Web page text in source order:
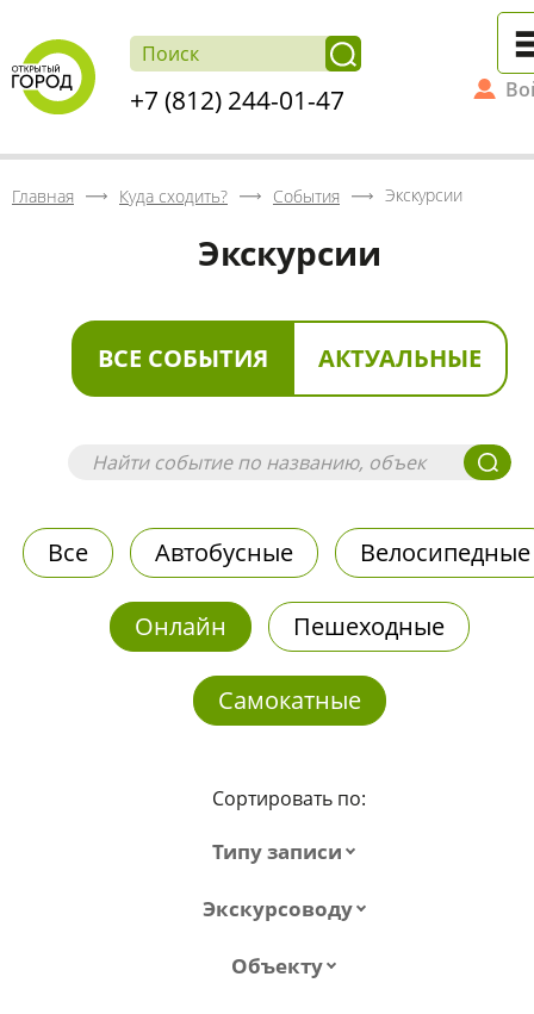
+7 (812) 244-01-47
Главная Куда сходить? События Экскурсии
Экскурсии
ВСЕ СОБЫТИЯ АКТУАЛЬНЫЕ
Все Автобусные Велосипедные
Онлайн Пешеходные
Самокатные
Сортировать по:
Типу записи
Экскурсоводу
Объекту